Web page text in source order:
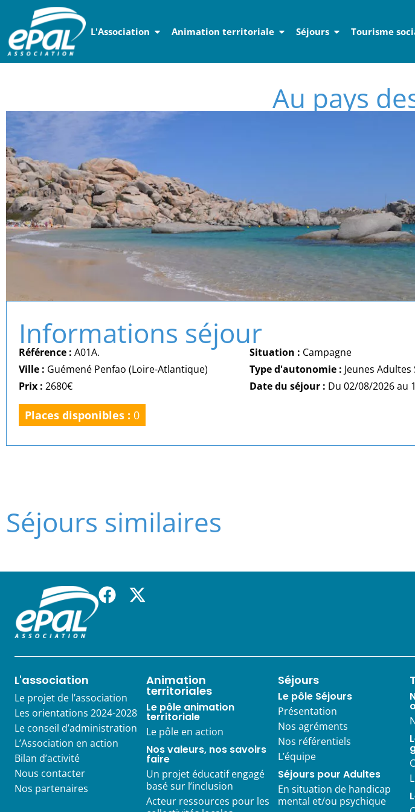
L'Association Animation territoriale Séjours Tourisme
Au pays
Informations séjour
Référence : A01A. Situation : Campagne
Ville : Guémené Penfao (Loire-Atlantique) Type d'autonomie : Jeunes
Prix : 2680€ Date du séjour : Du 02/08/2026 au
Places disponibles : 0
Séjours similaires
L'association
Le projet de l’association
Les orientations 2024-2028
Le conseil d’administration
L’Association en action
Bilan d’activité
Nous contacter
Nos partenaires
Animation
territoriales
Le pôle animation
territoriale
Le pôle en action
Nos valeurs, nos savoirs
faire
Un projet éducatif engagé
basé sur l’inclusion
Acteur ressources pour les
Séjours
Le pôle Séjours
Présentation
Nos agréments
Nos référentiels
L’équipe
Séjours pour Adultes
En situation de handicap
mental et/ou psychique
Panneau de gestion des cookies